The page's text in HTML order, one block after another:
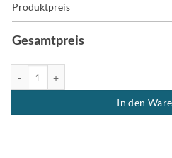
Produktpreis
Gesamtpreis
In den